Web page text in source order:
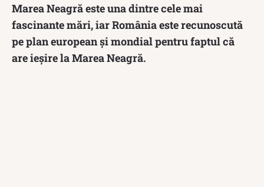
Marea Neagră este una dintre cele mai
fascinante mări, iar România este recunoscută
pe plan european și mondial pentru faptul că
are ieșire la Marea Neagră.